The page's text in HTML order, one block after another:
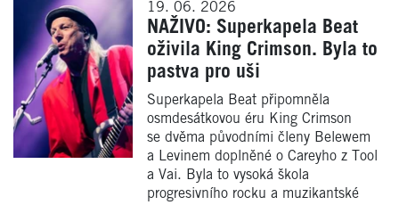
19. 06. 2026
NAŽIVO: Superkapela Beat
oživila King Crimson. Byla to
pastva pro uši
Superkapela Beat připomněla
osmdesátkovou éru King Crimson
se dvěma původními členy Belewem
a Levinem doplněné o Careyho z Tool
a Vai. Byla to vysoká škola
progresivního rocku a muzikantské